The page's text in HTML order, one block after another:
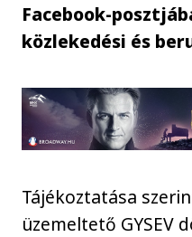
Facebook-
közlekedési és
Tájékoztatása
üzemeltető GYSEV